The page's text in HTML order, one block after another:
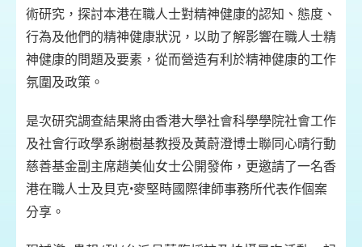
術研究，探討本港在職人士對精神健康的認知、態度、
行為及他們的精神健康狀況，以助了解影響在職人士精
神健康的問題及要素，從而營造有利於精神健康的工作
氛圍及政策。
是次研究調查結果將由香港大學社會科學學院社會工作
及社會行政學系謝樹基教授及黃蔚澄博士聯同心晴行動
慈善基金副主席趙美仙女士公開發佈，更邀請了一名香
港在職人士及貝克•麥堅時國際律師事務所代表作個案
分享。